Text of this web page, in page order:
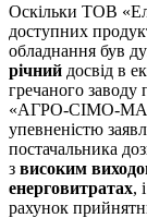
Оскільки ТОВ
доступних
обладнання був
річний досвід в
гречаного
«АГРО-СІМО-
упевненістю
постачальника
з високим
енерговитратах,
рахунок